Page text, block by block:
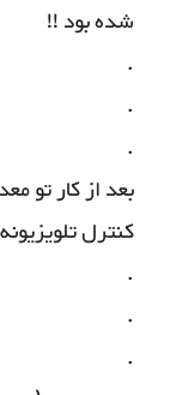
شده بود !!
.
.
.
بعد از کار تو
کنترل
.
.
.